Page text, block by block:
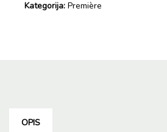
Intenzivno
Kategorija: Première
OPIS